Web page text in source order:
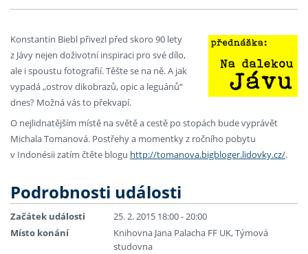
Konstantin Biebl přivezl před skoro 90 lety
z Jávy nejen doživotní inspiraci pro své dílo,
ale i spoustu fotografií. Těšte se na ně. A jak
vypadá „ostrov dikobrazů, opic a leguánů“
dnes? Možná vás to překvapí.
O nejlidnatějším místě na světě a cestě po stopách bude vyprávět
Michala Tomanová. Postřehy a momentky z ročního pobytu
v Indonésii zatím čtěte blogu http://tomanova.bigbloger.lidovky.cz/.
Podrobnosti události
Začátek události
25. 2. 2015 18:00 - 20:00
Místo konání
Knihovna Jana Palacha FF UK, Týmová
studovna